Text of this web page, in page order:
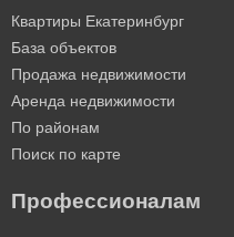
Квартиры Екатеринбург
База объектов
Продажа недвижимости
Аренда недвижимости
По районам
Поиск по карте
Профессионалам